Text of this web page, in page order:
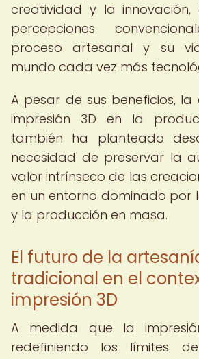
creatividad y la innovación,
percepciones
proceso artesanal y su
mundo cada vez más
A pesar de sus beneficios,
impresión 3D en la
también ha planteado
necesidad de preservar la
valor intrínseco de las
en un entorno dominado por
y la producción en masa.
El futuro de la
tradicional en el
impresión 3D
A medida que la
redefiniendo los límites